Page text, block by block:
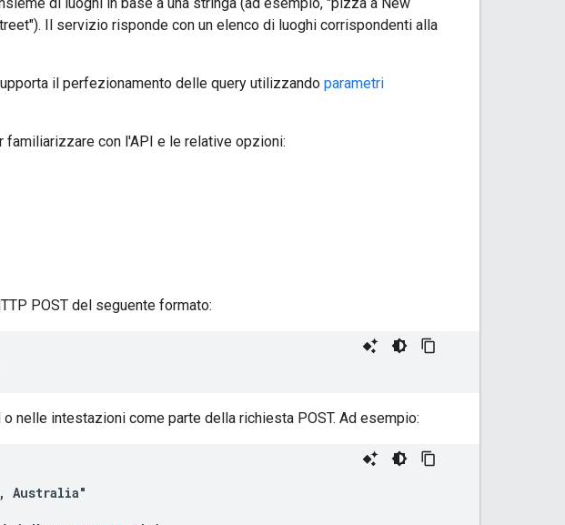
Il servizio risponde con un elenco di luoghi corrispondenti alla
il perfezionamento delle query utilizzando parametri
familiarizzare con l'API e le relative opzioni:
POST del seguente formato:
nelle intestazioni come parte della richiesta POST. Ad esempio:
Australia"